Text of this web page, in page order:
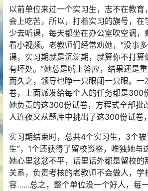
以前单位来过一个实习生，志不在教育
会上吃苦，所以，打着实习的旗号，在
少去听课，每天都坐在办公室吹空调，
看小视频。老教师们经常劝她，“没事
课，实习期就是沉淀期，就算你不打算
有坏处。”她总是嘴上答应，结果还是
而久之，领导也睁一只眼闭一只眼。一
卷，上面派发给每个人的任务都是300
她负责的这300份试卷，方程式全部批
人连夜又从题库中挑出了这300份试卷
实习期结束时，总共4个实习生，3个被
生”，1个还获得了留校资格，唯独她与
她心里忿忿不平，话里话外都是留校的
关系，负责考核的老教师不会做人，学
容……总之，整个单位没一个好人，每